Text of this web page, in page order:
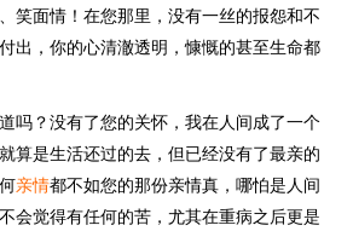
笑面情！在您那里，没有一丝的报怨和不
出，你的心清澈透明，慷慨的甚至生命都
吗？没有了您的关怀，我在人间成了一个
算是生活还过的去，但已经没有了最亲的
亲情都不如您的那份亲情真，哪怕是人间
会觉得有任何的苦，尤其在重病之后更是